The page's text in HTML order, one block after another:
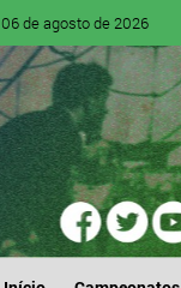
06 de agosto de 2026